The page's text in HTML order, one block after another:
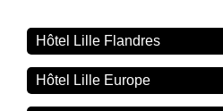
Hôtel Lille Flandres
Hôtel Lille Europe